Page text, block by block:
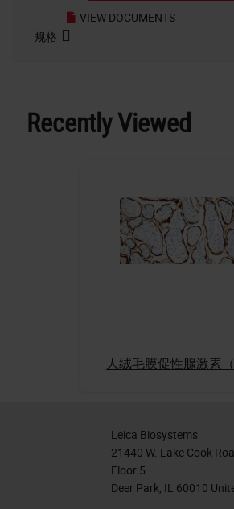
VIEW DOCUMENTS
规格
Recently Viewed
人绒毛膜促性腺激素（
Leica Biosystems
21440 W. Lake Cook
Floor 5
Deer Park, IL 60010